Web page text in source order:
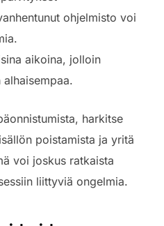
ohjelmisto voi
aikoina, jolloin
harkitse
poistamista ja yritä
voi joskus ratkaista
liittyviä ongelmia.